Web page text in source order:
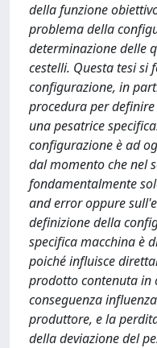
della funzione
problema della
determinazione delle
cestelli. Questa tesi si
configurazione, in
procedura per
una pesatrice
configurazione è ad
dal momento che nel
fondamentalmente
and error oppure
definizione della
specifica macchina è
poiché influisce
prodotto contenuta in
conseguenza
produttore, e la
della deviazione del